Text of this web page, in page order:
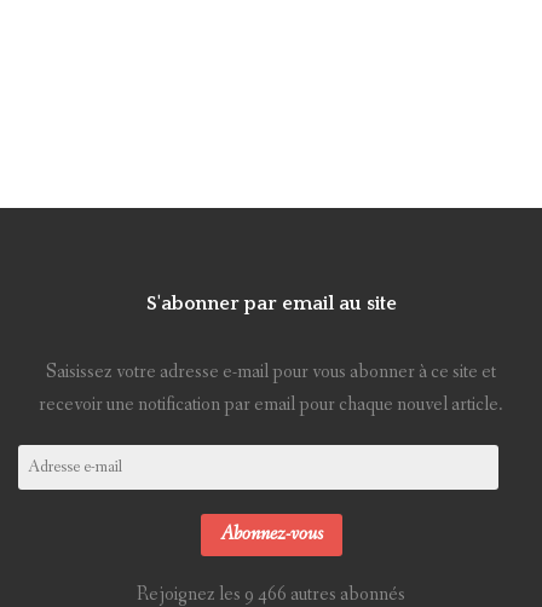
S'abonner par email au site
Saisissez votre adresse e-mail pour vous abonner à ce site et
recevoir une notification par email pour chaque nouvel article.
Adresse
Abonnez-vous
Rejoignez les 9 466 autres abonnés